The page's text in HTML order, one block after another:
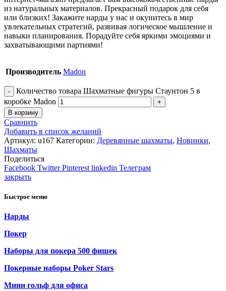
из натуральных материалов. Прекрасный подарок для себя
или близких! Закажите нарды у нас и окунитесь в мир
увлекательных стратегий, развивая логическое мышление и
навыки планирования. Порадуйте себя яркими эмоциями и
захватывающими партиями!
Производитель Madon
Количество товара Шахматные фигуры Стаунтон 5 в
коробке Madon
В корзину
Сравнить
Добавить в список желаний
Артикул: u167 Категории: Деревянные шахматы, Новинки,
Шахматы
Поделиться
Facebook Twitter Pinterest linkedin Телеграм
закрыть
Быстрое меню
Нарды
Покер
Наборы для покера 500 фишек
Покерные наборы Poker Stars
Мини гольф для офиса